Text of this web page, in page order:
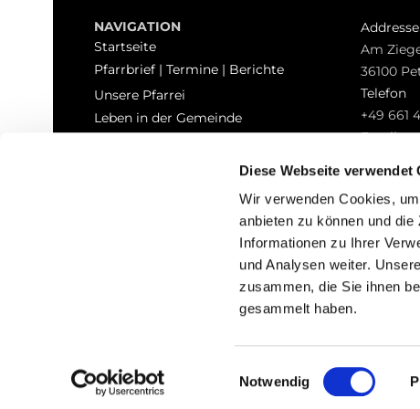
Diese Webseite verwendet
Wir verwenden Cookies,
anbieten zu können und
Informationen zu Ihrer
und Analysen weiter.
zusammen, die Sie ihnen
gesammelt haben.
Einwilligungsauswahl
Notwendig
NAVIGATION
Startseite
Pfarrbrief | Termine | Berichte
Unsere Pfarrei
Leben in der Gemeinde
Addresse
Am
36100
Telefon
+49 661
Email